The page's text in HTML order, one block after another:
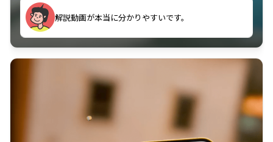
古文漢文を主に使わせていただいているが、復習する
のに非常に役立っている。
解説動画が本当に分かりやすいです。